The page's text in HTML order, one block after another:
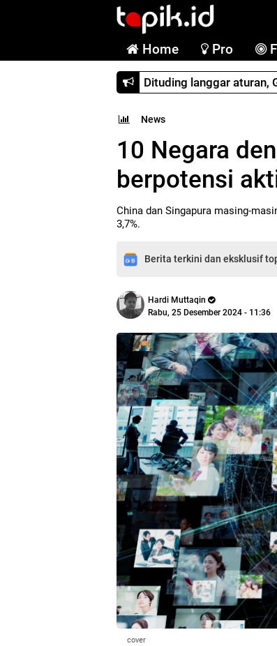
Home Pro
Dituding langgar aturan,
News
10 Negara
berpotensi
China dan Singapura masing-
3,7%.
Berita terkini dan eksklusif
Hardi Muttaqin
Rabu, 25 Desember 2024 - 11:36
cover